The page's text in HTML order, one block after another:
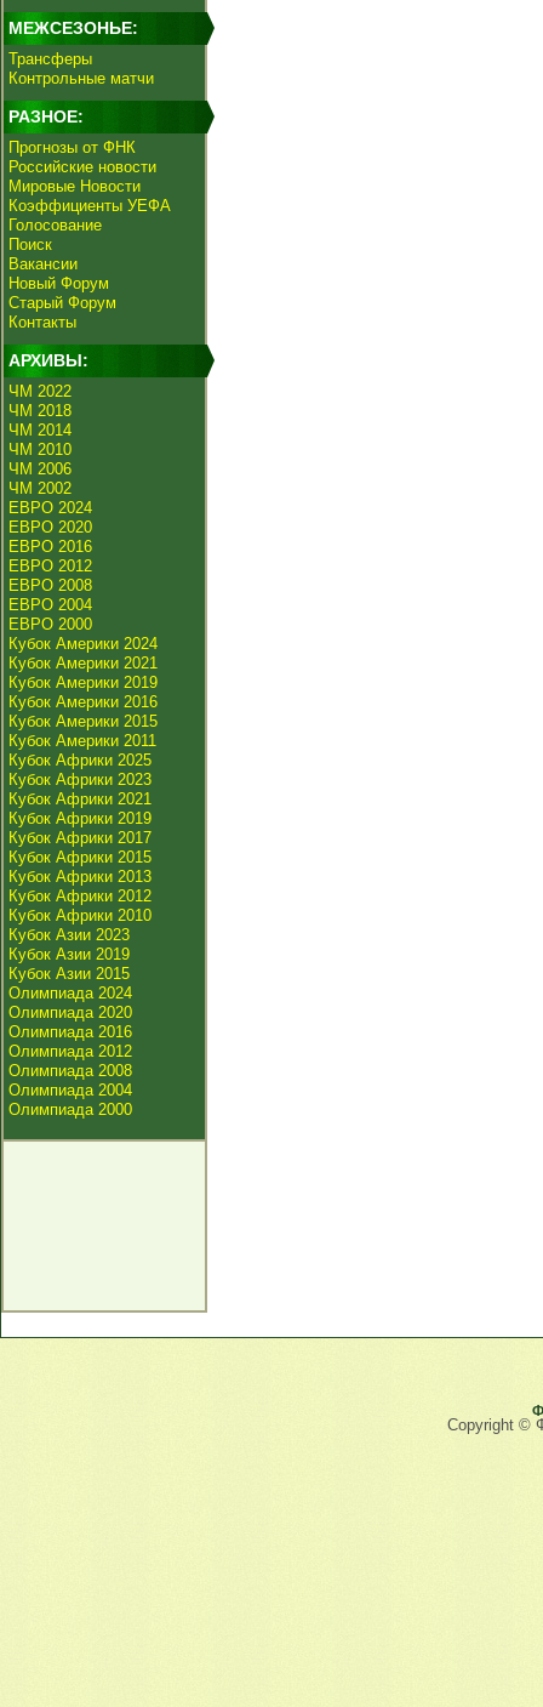
МЕЖСЕЗОНЬЕ:
Трансферы
Контрольные матчи
РАЗНОЕ:
Прогнозы от ФНК
Российские новости
Мировые Новости
Коэффициенты УЕФА
Голосование
Поиск
Вакансии
Новый Форум
Старый Форум
Контакты
АРХИВЫ:
ЧМ 2022
ЧМ 2018
ЧМ 2014
ЧМ 2010
ЧМ 2006
ЧМ 2002
ЕВРО 2024
ЕВРО 2020
ЕВРО 2016
ЕВРО 2012
ЕВРО 2008
ЕВРО 2004
ЕВРО 2000
Кубок Америки 2024
Кубок Америки 2021
Кубок Америки 2019
Кубок Америки 2016
Кубок Америки 2015
Кубок Америки 2011
Кубок Африки 2025
Кубок Африки 2023
Кубок Африки 2021
Кубок Африки 2019
Кубок Африки 2017
Кубок Африки 2015
Кубок Африки 2013
Кубок Африки 2012
Кубок Африки 2010
Кубок Азии 2023
Кубок Азии 2019
Кубок Азии 2015
Олимпиада 2024
Олимпиада 2020
Олимпиада 2016
Олимпиада 2012
Олимпиада 2008
Олимпиада 2004
Олимпиада 2000
Copyright ©